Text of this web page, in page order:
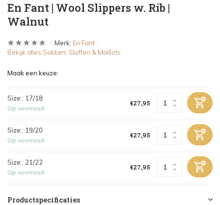
En Fant | Wool Slippers w. Rib |
Walnut
Merk: En Fant
Bekijk alles Sokken, Sloffen & Maillots
Maak een keuze:
Size : 17/18
Op voorraad
€27,95
Size : 19/20
Op voorraad
€27,95
Size : 21/22
Op voorraad
€27,95
Productspecificaties